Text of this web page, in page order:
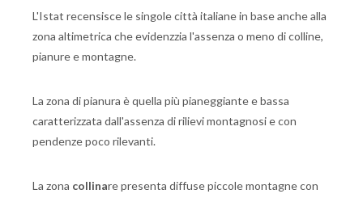
L'Istat recensisce le singole città italiane in base anche alla
zona altimetrica che evidenzzia l'assenza o meno di colline,
pianure e montagne.
La zona di pianura è quella più pianeggiante e bassa
caratterizzata dall'assenza di rilievi montagnosi e con
pendenze poco rilevanti.
La zona collinare presenta diffuse piccole montagne con